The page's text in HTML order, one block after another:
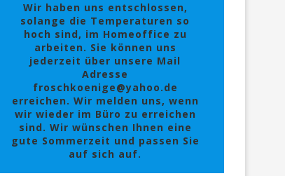
Wir haben uns entschlossen,
solange die Temperaturen so
hoch sind, im Homeoffice zu
arbeiten. Sie können uns
jederzeit über unsere Mail
Adresse
froschkoenige@yahoo.de
erreichen. Wir melden uns, wenn
wir wieder im Büro zu erreichen
sind. Wir wünschen Ihnen eine
gute Sommerzeit und passen Sie
auf sich auf.